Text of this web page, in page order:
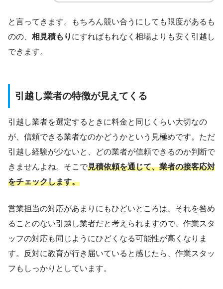
と言ってきます。もちろん競い合うにしても限度があるも
のの、 相見積もり にすればもれなく相場よりも安く引越し
できます。
引越し業者の特徴が見えてくる
引越し業者を選定するときに料金と同じくらい大切なの
が、信頼できる業者なのかどうかという見極めです。ただ
引越し経験が少ないと、どの業者が信頼できるのか判断で
きませんよね。そこで見積依頼を通じて、業者の接客応対
をチェックします。
営業担当の対応があまりにもひどいところは、それを咎め
ることのない引越し業者だと考えられますので、作業スタ
ッフの対応も同じようにひどくなる可能性が高くなりま
す。反対に教育が行き届いていると感じたら、作業スタッ
フもしっかりとしています。